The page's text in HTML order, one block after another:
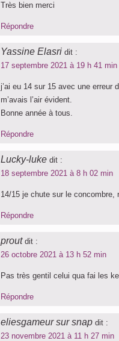
Très bien merci
Répondre
Yassine Elasri dit :
17 septembre 2021 à 19 h 41 min
j’ai eu 14 sur 15 avec une erreur
m’avais l’air évident.
Bonne année à tous.
Répondre
Lucky-luke dit :
18 septembre 2021 à 8 h 02 min
14/15 je chute sur le concombre,
Répondre
prout dit :
26 octobre 2021 à 13 h 52 min
Pas très gentil celui qua fai les
Répondre
eliesgameur sur snap dit :
23 novembre 2021 à 11 h 27 min